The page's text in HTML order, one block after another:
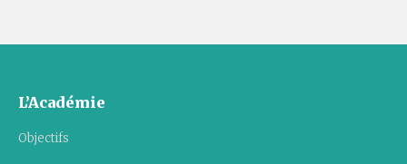
L’Académie
Objectifs